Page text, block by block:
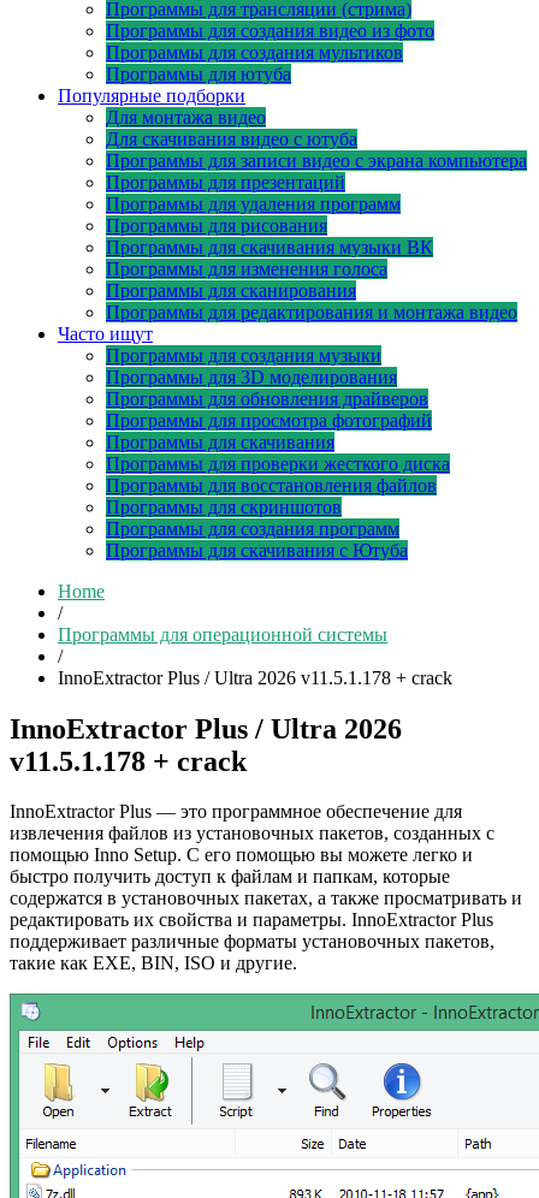
Программы для трансляции (стрима)
Программы для создания видео из фото
Программы для создания мультиков
Программы для ютуба
Популярные подборки
Для монтажа видео
Для скачивания видео с ютуба
Программы для записи видео с экрана компьютера
Программы для презентаций
Программы для удаления программ
Программы для рисования
Программы для скачивания музыки ВК
Программы для изменения голоса
Программы для сканирования
Программы для редактирования и монтажа видео
Часто ищут
Программы для создания музыки
Программы для 3D моделирования
Программы для обновления драйверов
Программы для просмотра фотографий
Программы для скачивания
Программы для проверки жесткого диска
Программы для восстановления файлов
Программы для скриншотов
Программы для создания программ
Программы для скачивания с Ютуба
Home
/
Программы для операционной системы
/
InnoExtractor Plus / Ultra 2026 v11.5.1.178 + crack
InnoExtractor Plus / Ultra 2026
v11.5.1.178 + crack
InnoExtractor Plus — это программное обеспечение для
извлечения файлов из установочных пакетов, созданных с
помощью Inno Setup. С его помощью вы можете легко и
быстро получить доступ к файлам и папкам, которые
содержатся в установочных пакетах, а также просматривать и
редактировать их свойства и параметры. InnoExtractor Plus
поддерживает различные форматы установочных пакетов,
такие как EXE, BIN, ISO и другие.